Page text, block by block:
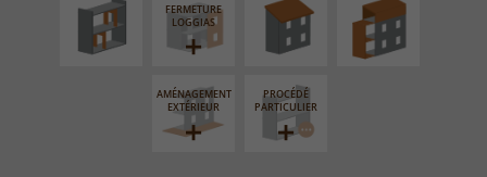
FERMETURE
LOGGIAS
AMÉNAGEMENT
EXTÉRIEUR
PROCÉDÉ
PARTICULIER